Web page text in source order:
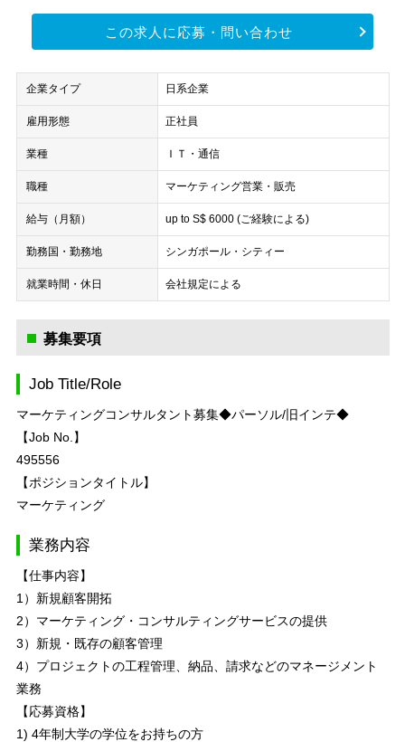
この求人に応募・問い合わせ
企業タイプ 日系企業
雇用形態 正社員
業種 ＩＴ・通信
職種 マーケティング営業・販売
給与（月額） up to S$ 6000 (ご経験による)
勤務国・勤務地 シンガポール・シティー
就業時間・休日 会社規定による
募集要項
Job Title/Role
マーケティングコンサルタント募集◆パーソル/旧インテ◆
【Job No.】
495556
【ポジションタイトル】
マーケティング
業務内容
【仕事内容】
1）新規顧客開拓
2）マーケティング・コンサルティングサービスの提供
3）新規・既存の顧客管理
4）プロジェクトの工程管理、納品、請求などのマネージメント
業務
【応募資格】
1) 4年制大学の学位をお持ちの方